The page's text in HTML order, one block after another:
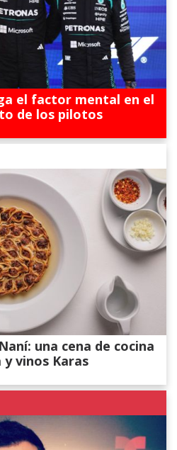
el factor mental en el
de los pilotos
una cena de cocina
y vinos Karas